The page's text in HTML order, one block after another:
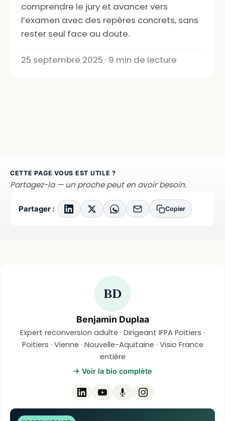
comprendre le jury et avancer vers
l’examen avec des repères concrets, sans
rester seul face au doute.
25 septembre 2025 · 9 min de lecture
CETTE PAGE VOUS EST UTILE ?
Partagez-la — un proche peut en avoir besoin.
Partager : Copier
BD
Benjamin Duplaa
Expert reconversion adulte · Dirigeant IFPA Poitiers ·
Poitiers · Vienne · Nouvelle-Aquitaine · Visio France
entière
→ Voir la bio complète